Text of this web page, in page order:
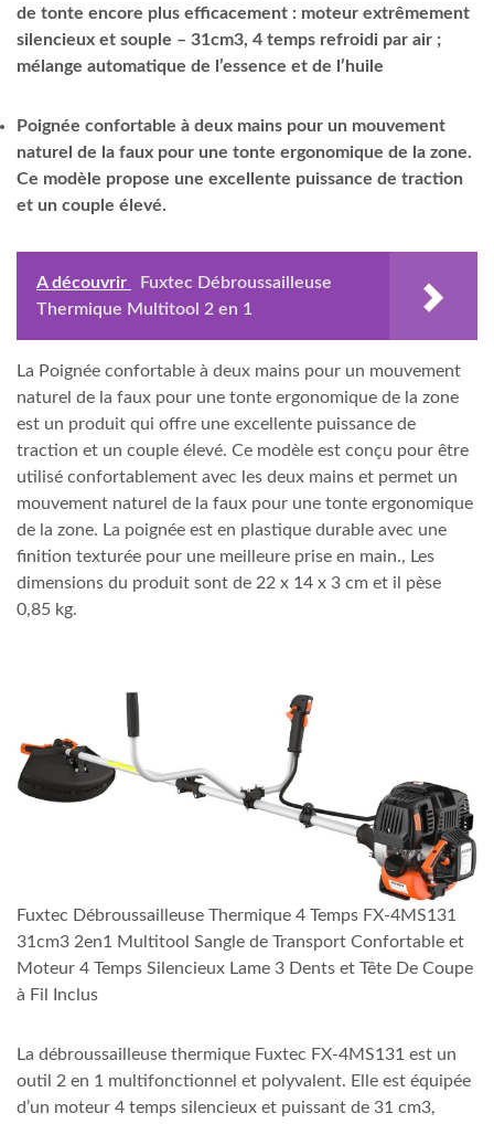
de tonte encore plus efficacement : moteur extrêmement
silencieux et souple – 31cm3, 4 temps refroidi par air ;
mélange automatique de l’essence et de l’huile
Poignée confortable à deux mains pour un mouvement
naturel de la faux pour une tonte ergonomique de la zone.
Ce modèle propose une excellente puissance de traction
et un couple élevé.
A découvrir
Fuxtec Débroussailleuse
Thermique Multitool 2 en 1
La Poignée confortable à deux mains pour un mouvement
naturel de la faux pour une tonte ergonomique de la zone
est un produit qui offre une excellente puissance de
traction et un couple élevé. Ce modèle est conçu pour être
utilisé confortablement avec les deux mains et permet un
mouvement naturel de la faux pour une tonte ergonomique
de la zone. La poignée est en plastique durable avec une
finition texturée pour une meilleure prise en main., Les
dimensions du produit sont de 22 x 14 x 3 cm et il pèse
0,85 kg.
Fuxtec Débroussailleuse Thermique 4 Temps FX-4MS131
31cm3 2en1 Multitool Sangle de Transport Confortable et
Moteur 4 Temps Silencieux Lame 3 Dents et Tête De Coupe
à Fil Inclus
La débroussailleuse thermique Fuxtec FX-4MS131 est un
outil 2 en 1 multifonctionnel et polyvalent. Elle est équipée
d’un moteur 4 temps silencieux et puissant de 31 cm3,